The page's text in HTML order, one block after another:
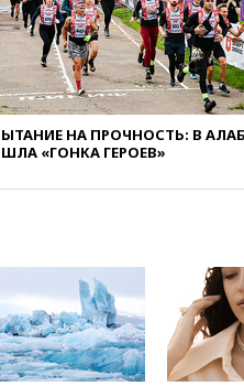
вчера, 17:42
план Совета мира
войск из сектора
вчера, 17:13ТАСС:
Моджтабой
опубликованное
снято давно
вчера, 16:47
потратят 400 млн
противодроновые
вчера, 15:48
европейский
НА ПРОЧНОСТЬ: В
«ГОНКА ГЕРОЕВ»